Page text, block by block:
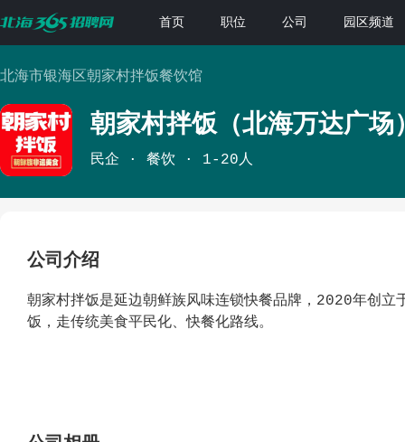
首页 职位 公司 园区频道
北海市银海区朝家村拌饭餐饮馆
朝家村拌饭（北海万达广场
民企 餐饮 1-20人
公司介绍
朝家村拌饭是延边朝鲜族风味连锁快餐品牌，2020年创
饭，走传统美食平民化、快餐化路线。